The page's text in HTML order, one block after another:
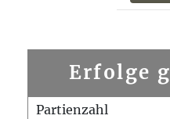
Erfolge
Partienzahl